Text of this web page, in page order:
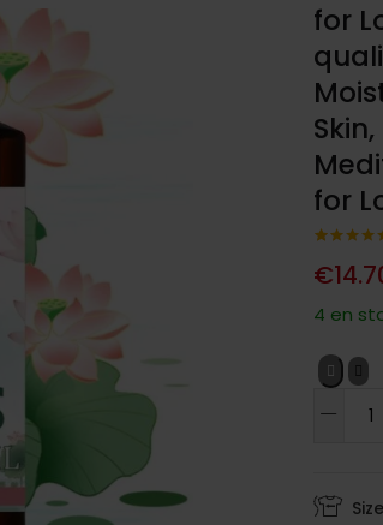
for
for
sur 5
notations
client
€
4 en